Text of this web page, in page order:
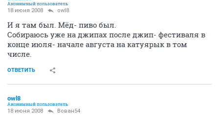
Анонимный пользователь
18 июня 2008 owl8
И я там был. Мёд- пиво был.
Собираюсь уже на джипах после джип- фестиваля в
конце июля- начале августа на катуярык в том
числе.
ОТВЕТИТЬ
owl8
Анонимный пользователь
18 июня 2008 Вован54